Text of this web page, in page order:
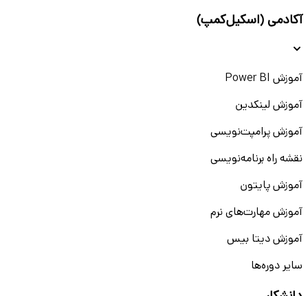
آکادمی (اسکیل‌کمپ)
آموزش Power BI
آموزش لینکدین
آموزش پرامپت‌نویسی
نقشه راه برنامه‌نویسی
آموزش پایتون
آموزش مهارت‌های نرم
آموزش دیتا بیس
سایر دوره‌ها